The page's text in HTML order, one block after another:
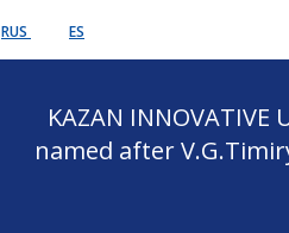
RUS ES
KAZAN INNOVATIVE
named after